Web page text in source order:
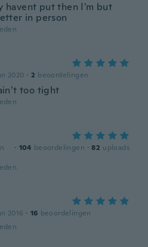
havent put then I'm but
in person
2020 · 2 beoordelingen
too tight
· 104 beoordelingen · 82 uploads
2016 · 16 beoordelingen